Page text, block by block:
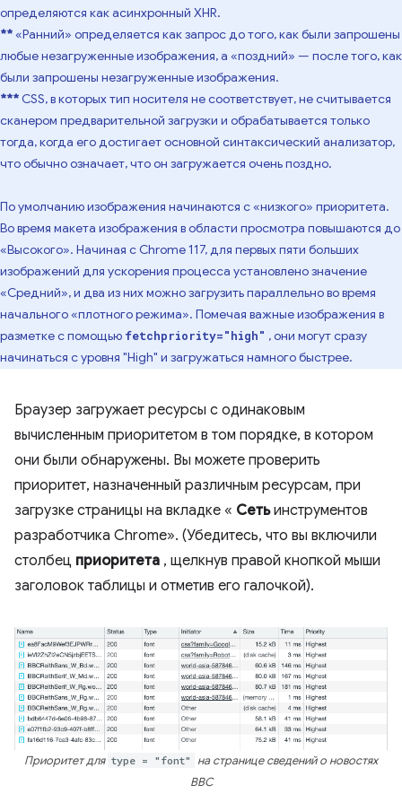
определяются как асинхронный XHR.
**«Ранний» определяется как запрос до того, как были запрошены
любые незагруженные изображения, а «поздний» — после того, как
были запрошены незагруженные изображения.
*** CSS, в которых тип носителя не соответствует, не считывается
сканером предварительной загрузки и обрабатывается только
тогда, когда его достигает основной синтаксический анализатор,
что обычно означает, что он загружается очень поздно.
По умолчанию изображения начинаются с «низкого» приоритета.
Во время макета изображения в области просмотра повышаются до
«Высокого». Начиная с Chrome 117, для первых пяти больших
изображений для ускорения процесса установлено значение
«Средний», и два из них можно загрузить параллельно во время
начального «плотного режима». Помечая важные изображения в
разметке с помощью fetchpriority="high" , они могут сразу
начинаться с уровня "High" и загружаться намного быстрее.
Браузер загружает ресурсы с одинаковым
вычисленным приоритетом в том порядке, в котором
они были обнаружены. Вы можете проверить
приоритет, назначенный различным ресурсам, при
загрузке страницы на вкладке « Сетьинструментов
разработчика Chrome». (Убедитесь, что вы включили
столбец приоритета , щелкнув правой кнопкой мыши
заголовок таблицы и отметив его галочкой).
Приоритет для type = "font"
на странице сведений о новостях
BBC